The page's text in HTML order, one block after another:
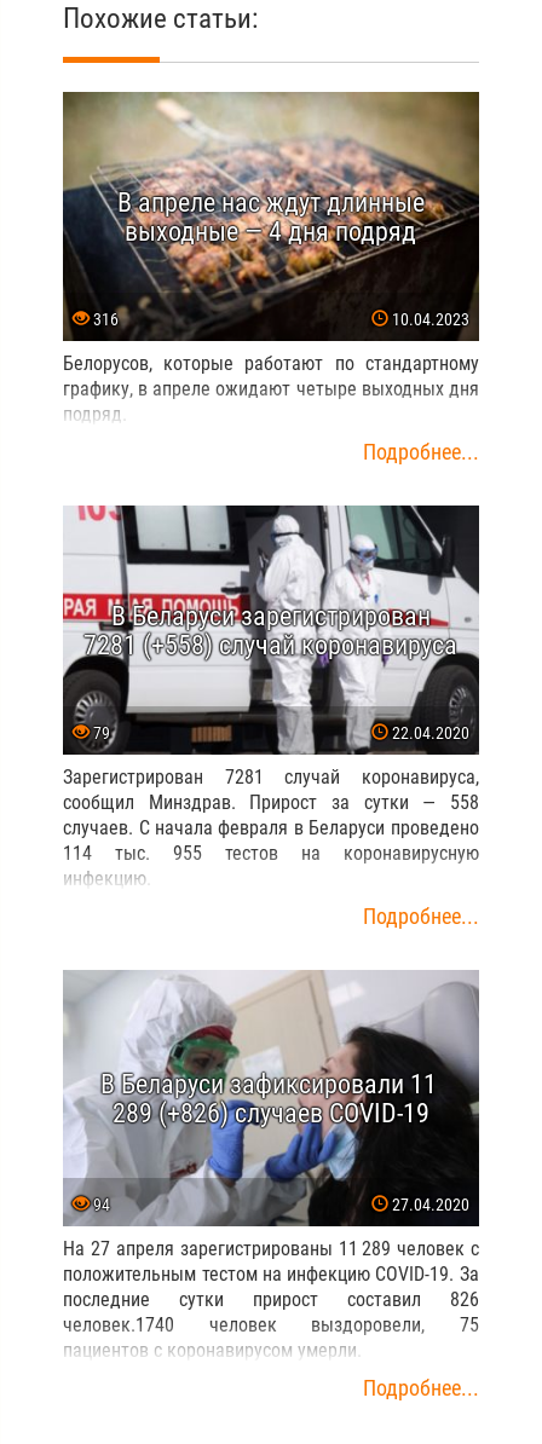
Похожие статьи:
В апреле нас ждут длинные
выходные — 4 дня подряд
316 10.04.2023
Белорусов, которые работают по стандартному
графику, в апреле ожидают четыре выходных дня
подряд.
Подробнее...
В Беларуси зарегистрирован
7281 (+558) случай коронавируса
79 22.04.2020
Зарегистрирован 7281 случай коронавируса,
сообщил Минздрав. Прирост за сутки — 558
случаев. С начала февраля в Беларуси проведено
114 тыс. 955 тестов на коронавирусную
инфекцию.
Подробнее...
В Беларуси зафиксировали 11
289 (+826) случаев COVID-19
94 27.04.2020
На 27 апреля зарегистрированы 11 289 человек с
положительным тестом на инфекцию COVID-19. За
последние сутки прирост составил 826
человек.1740 человек выздоровели, 75
пациентов с коронавирусом умерли.
Подробнее...